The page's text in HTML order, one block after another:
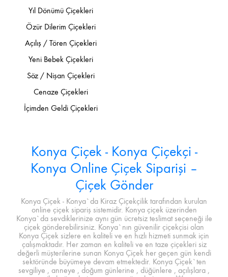
Yıl Dönümü Çiçekleri
Özür Dilerim Çiçekleri
Açılış / Tören Çiçekleri
Yeni Bebek Çiçekleri
Söz / Nişan Çiçekleri
Cenaze Çiçekleri
İçimden Geldi Çiçekleri
Konya Çiçek - Konya Çiçekçi -
Konya Online Çiçek Siparişi –
Çiçek Gönder
Konya Çiçek - Konya`da Kiraz Çiçekçilik tarafından kurulan
online çiçek sipariş sistemidir. Konya çiçek üzerinden
Konya`da sevdiklerinize aynı gün ücretsiz teslimat seçeneği ile
çiçek gönderebilirsiniz. Konya`nın güvenilir çiçekçisi olan
Konya Çiçek sizlere en kaliteli ve en hızlı hizmeti sunmak için
çalışmaktadır. Her zaman en kaliteli ve en taze çiçekleri siz
değerli müşterilerine sunan Konya Çiçek her geçen gün kendi
sektöründe büyümeye devam etmektedir. Konya Çiçek`ten
sevgiliye , anneye , doğum günlerine , düğünlere , açılışlara ,